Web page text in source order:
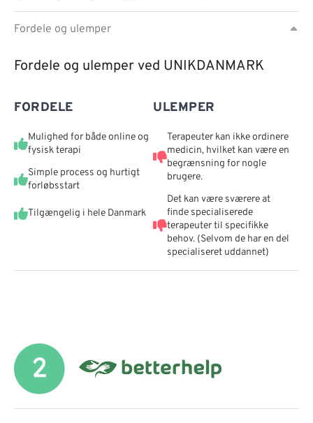
Fordele og ulemper
Fordele og ulemper ved UNIKDANMARK
FORDELE
Mulighed for både online og
fysisk terapi
Simple process og hurtigt
forløbsstart
Tilgængelig i hele Danmark
ULEMPER
Terapeuter kan ikke ordinere
medicin, hvilket kan være en
begrænsning for nogle
brugere.
Det kan være sværere at
finde specialiserede
terapeuter til specifikke
behov. (Selvom de har en del
specialiseret uddannet)